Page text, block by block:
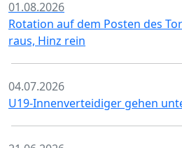
01.08.2026
Rotation auf dem Posten des
raus, Hinz rein
04.07.2026
U19-Innenverteidiger gehen